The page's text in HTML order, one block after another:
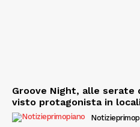
Groove Night, alle serate
visto protagonista in